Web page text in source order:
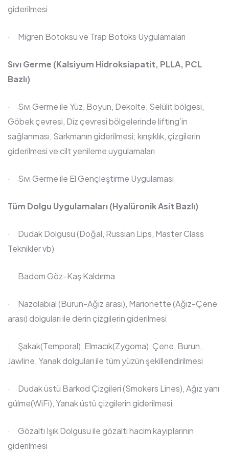
giderilmesi
· Migren Botoksu ve Trap Botoks Uygulamaları
Sıvı Germe (Kalsiyum Hidroksiapatit, PLLA, PCL
Bazlı)
· Sıvı Germe ile Yüz, Boyun, Dekolte, Selülit bölgesi,
Göbek çevresi, Diz çevresi bölgelerinde lifting’in
sağlanması, Sarkmanın giderilmesi; kırışıklık, çizgilerin
giderilmesi ve cilt yenileme uygulamaları
· Sıvı Germe ile El Gençleştirme Uygulaması
Tüm Dolgu Uygulamaları (Hyalüronik Asit Bazlı)
· Dudak Dolgusu (Doğal, Russian Lips, Master Class
Teknikler vb)
· Badem Göz-Kaş Kaldırma
· Nazolabial (Burun-Ağız arası), Marionette (Ağız-Çene
arası) dolguları ile derin çizgilerin giderilmesi
· Şakak(Temporal), Elmacık(Zygoma), Çene, Burun,
Jawline, Yanak dolguları ile tüm yüzün şekillendirilmesi
· Dudak üstü Barkod Çizgileri (Smokers Lines), Ağız yanı
gülme(WiFi), Yanak üstü çizgilerin giderilmesi
· Gözaltı Işık Dolgusu ile gözaltı hacim kayıplarının
giderilmesi